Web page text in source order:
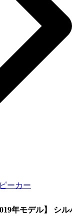
ーカー
年モデル】 シル